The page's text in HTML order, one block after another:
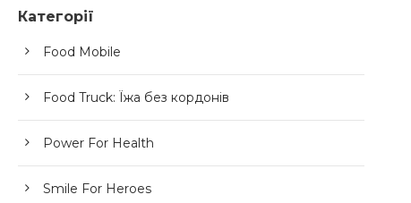
Категорії
Food Mobile
Food Truck: Їжа без кордонів
Power For Health
Smile For Heroes